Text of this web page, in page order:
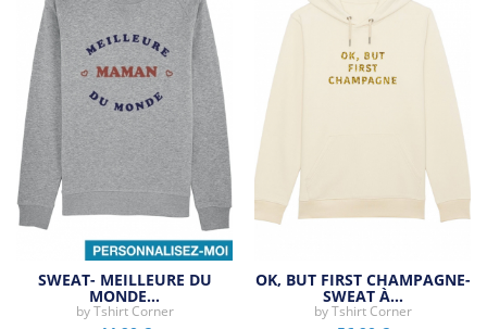
SWEAT- MEILLEURE DU
MONDE…
byTshirt Corner
OK, BUT FIRST CHAMPAGNE-
SWEAT À…
byTshirt Corner